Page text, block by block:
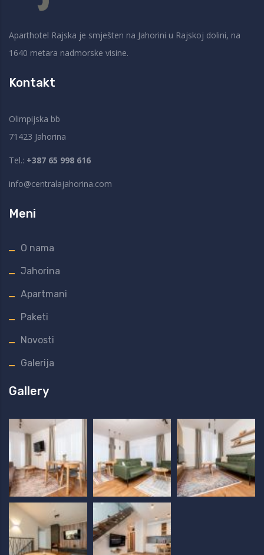
Aparthotel Rajska je smješten na Jahorini u Rajskoj dolini, na
1640 metara nadmorske visine.
Kontakt
Olimpijska bb
71423 Jahorina
Tel.: +387 65 998 616
info@centralajahorina.com
Meni
O nama
Jahorina
Apartmani
Paketi
Novosti
Galerija
Gallery